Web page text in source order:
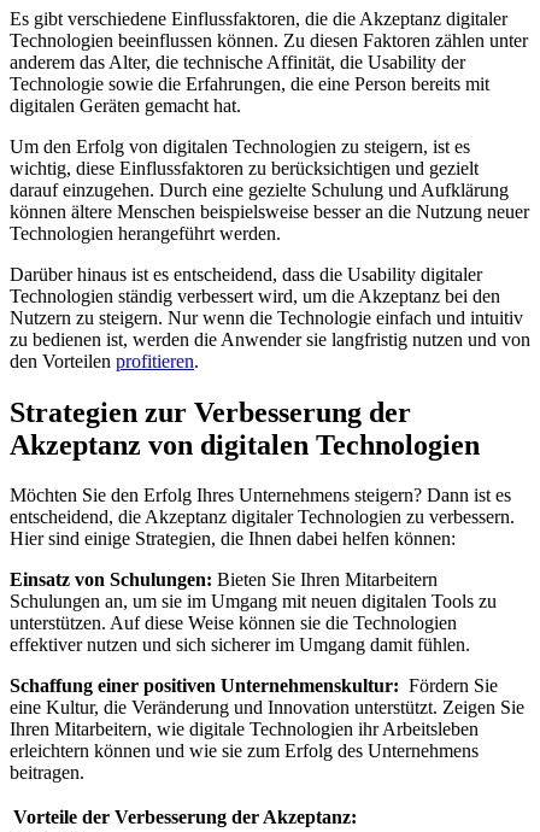
Es gibt ‍verschiedene‌ Einflussfaktoren, die die Akzeptanz digitaler
Technologien beeinflussen können. Zu diesen Faktoren zählen⁣ unter
anderem das⁣ Alter, die technische Affinität, die Usability der
Technologie sowie die Erfahrungen, die ‍eine ⁤Person bereits⁢ mit
digitalen Geräten gemacht hat. ‍
Um ⁤den Erfolg von digitalen Technologien zu steigern, ist‍ es
⁤wichtig, diese Einflussfaktoren zu berücksichtigen und gezielt
darauf einzugehen. Durch⁢ eine ‌gezielte‍ Schulung ⁢und Aufklärung
⁢können ältere Menschen beispielsweise⁢ besser an die Nutzung neuer
⁣Technologien herangeführt ‌werden.
Darüber‌ hinaus ist es entscheidend,‍ dass die Usability⁢ digitaler
Technologien ständig ⁣verbessert wird, um die Akzeptanz bei den⁤
Nutzern zu ⁣steigern. ‌Nur‍ wenn die Technologie einfach ‍und intuitiv
zu bedienen⁢ ist, werden‍ die Anwender⁢ sie ​langfristig nutzen und von
den Vorteilen‌ profitieren.
Strategien zur Verbesserung ‍der
Akzeptanz von‌ digitalen Technologien
Möchten Sie den Erfolg Ihres‍ Unternehmens ‍steigern? Dann ist ​es
entscheidend, die Akzeptanz digitaler​ Technologien​ zu verbessern.
Hier⁢ sind einige Strategien,⁣ die Ihnen dabei helfen können:
Einsatz von Schulungen: Bieten Sie ⁢Ihren Mitarbeitern
‌Schulungen an, um sie im⁣ Umgang mit neuen digitalen Tools zu
unterstützen. Auf ⁣diese ​Weise können sie die ​Technologien
effektiver⁣ nutzen und sich sicherer im ⁢Umgang damit fühlen.
Schaffung einer positiven Unternehmenskultur: ⁢ Fördern Sie
⁢eine Kultur, die Veränderung und Innovation unterstützt. Zeigen Sie
Ihren Mitarbeitern, wie⁣ digitale Technologien ihr Arbeitsleben⁣
erleichtern können und wie sie⁤ zum ‌Erfolg ​des‍ Unternehmens
beitragen.
Vorteile der Verbesserung der Akzeptanz: